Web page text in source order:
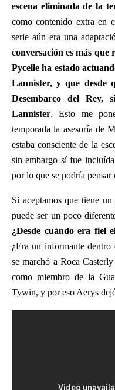
escena eliminada de la
como contenido extra en
serie aún era una
conversación es más
Pycelle ha estado
Lannister, y que desde
Desembarco del Rey,
Lannister. Esto me
temporada la asesoría de
estaba consciente de la
sin embargo sí fue
por lo que se podría
Si aceptamos que tiene
puede ser un poco
¿Desde cuándo era fiel
¿Era un informante
se marchó a Roca
como miembro de la
Tywin, y por eso Aerys